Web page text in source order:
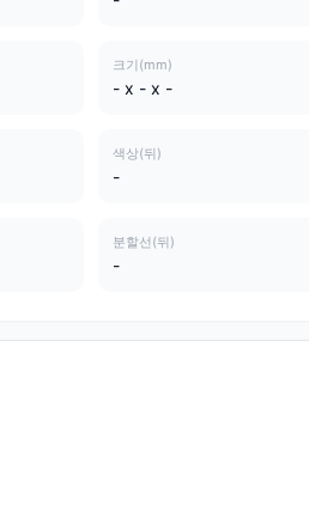
크기(mm)
- x - x -
색상(뒤)
-
분할선(뒤)
-